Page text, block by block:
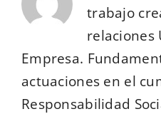
trabajo
relaciones
Empresa.
actuaciones en el
Responsabilidad